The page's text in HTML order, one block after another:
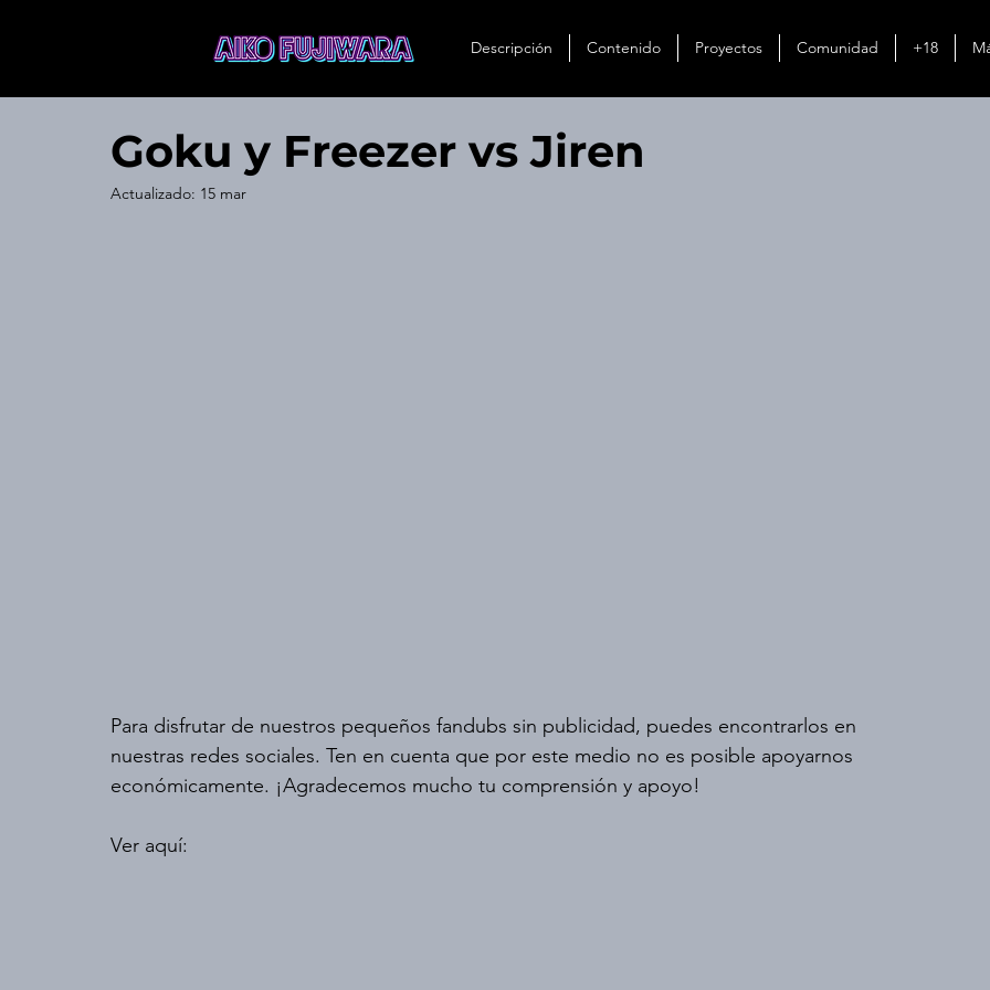
Descripción Contenido Proyectos Comunidad +18
Goku y Freezer vs Jiren
Actualizado: 15 mar
Para disfrutar de nuestros pequeños fandubs sin publicidad, puedes encontrarlos en
nuestras redes sociales. Ten en cuenta que por este medio no es posible apoyarnos
económicamente. ¡Agradecemos mucho tu comprensión y apoyo!
Ver aquí: